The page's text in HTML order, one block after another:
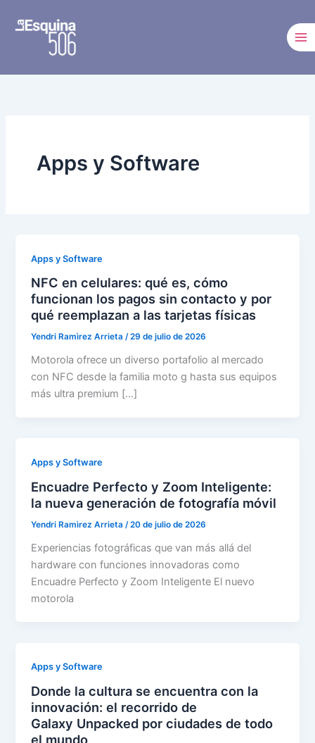
Apps y Software
Apps y Software
NFC en celulares: qué es, cómo
funcionan los pagos sin contacto y por
qué reemplazan a las tarjetas físicas
Yendri Ramìrez Arrieta/29 de julio de 2026
Motorola ofrece un diverso portafolio al mercado
con NFC desde la familia moto g hasta sus equipos
más ultra premium […]
Apps y Software
Encuadre Perfecto y Zoom Inteligente:
la nueva generación de fotografía móvil
Yendri Ramìrez Arrieta /20 de julio de 2026
Experiencias fotográficas que van más allá del
hardware con funciones innovadoras como
Encuadre Perfecto y Zoom Inteligente El nuevo
motorola
Apps y Software
Donde la cultura se encuentra con la
innovación: el recorrido de
Galaxy Unpacked por ciudades de todo
el mundo